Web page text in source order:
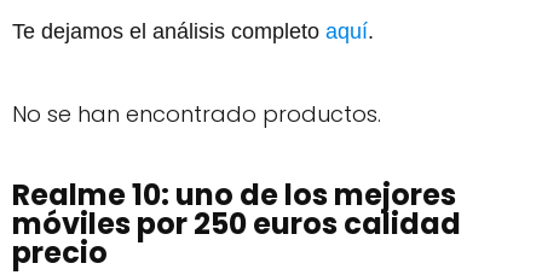
Te dejamos el análisis completo aquí.
No se han encontrado productos.
Realme 10: uno de los mejores
móviles por 250 euros calidad
precio